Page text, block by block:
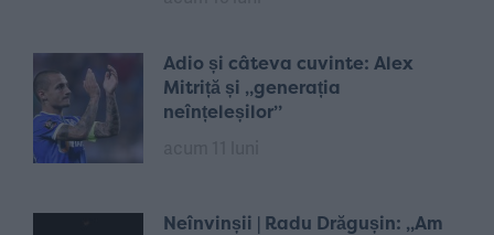
Adio și câteva cuvinte: Alex
Mitriță și „generația
neînțeleșilor”
Neînvinșii | Radu Drăgușin: „Am